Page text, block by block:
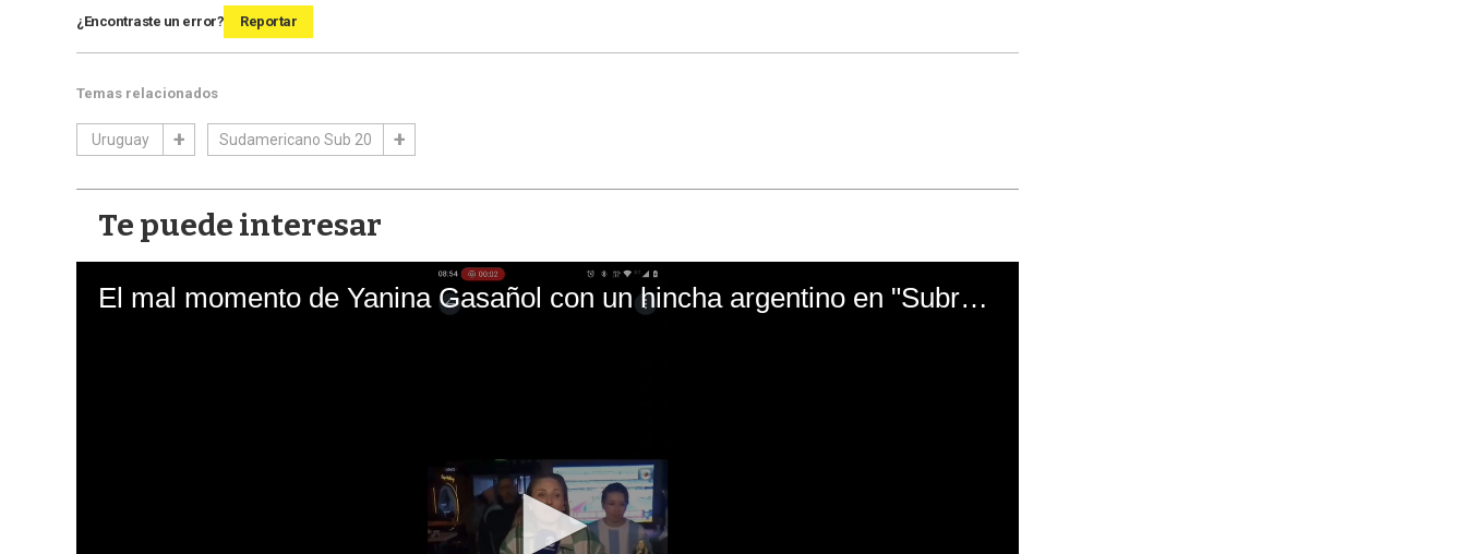
¿Encontraste un error? Reportar
Temas relacionados
Uruguay Sudamericano Sub 20
Te puede interesar
El mal momento de Yanina Gasañol con un hincha argentino en "Subrayado"